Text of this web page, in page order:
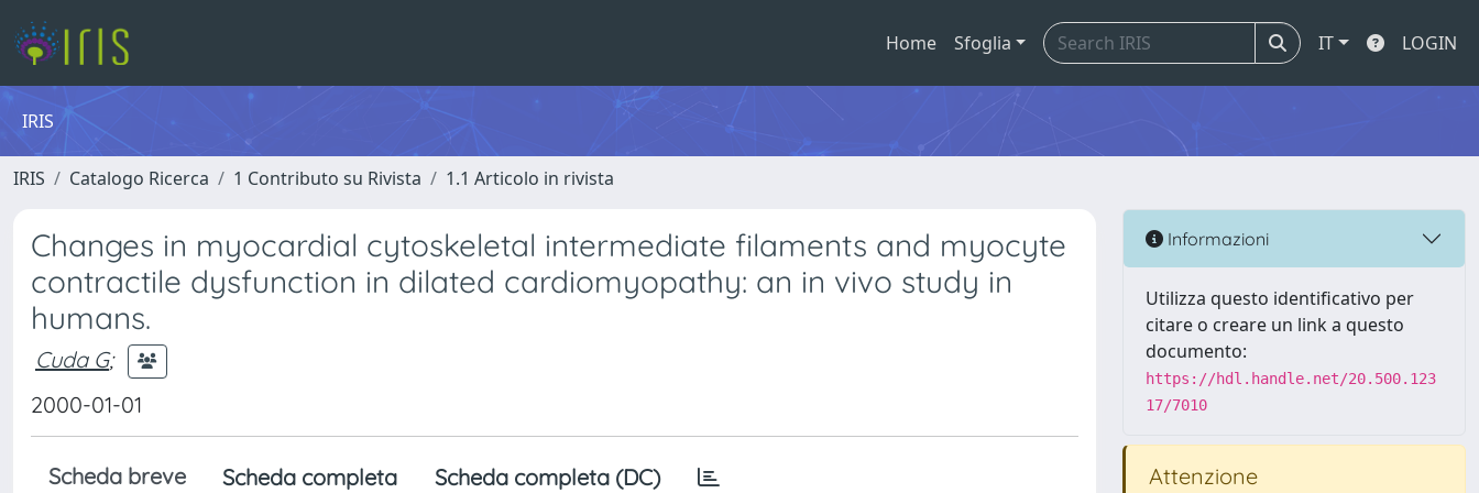
Home Sfoglia IT LOGIN
IRIS
IRIS Catalogo Ricerca 1 Contributo su Rivista 1.1 Articolo in rivista
Changes in myocardial cytoskeletal intermediate filaments and myocyte
contractile dysfunction in dilated cardiomyopathy: an in vivo study in
humans.
Cuda G;
2000-01-01
Scheda breve Scheda completa Scheda completa (DC)
Informazioni
Utilizza questo identificativo per
citare o creare un link a questo
documento:
https://hdl.handle.net/20.500.123
17/7010
Attenzione